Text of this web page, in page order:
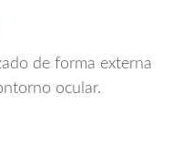
de forma externa
ocular.